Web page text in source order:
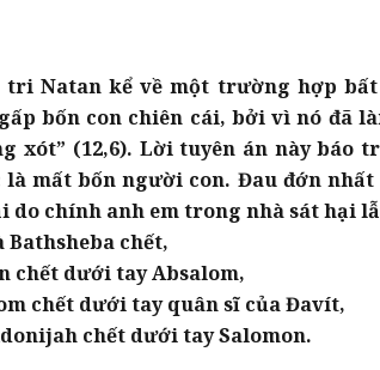
Natan kể về một trường hợp
bốn con chiên cái, bởi vì nó đã
xót” (12,6). Lời tuyên án này báo
mất bốn người con. Đau đớn
do chính anh em trong nhà sát hại
Bathsheba chết,
chết dưới tay Absalom,
chết dưới tay quân sĩ của Đavít,
chết dưới tay Salomon.